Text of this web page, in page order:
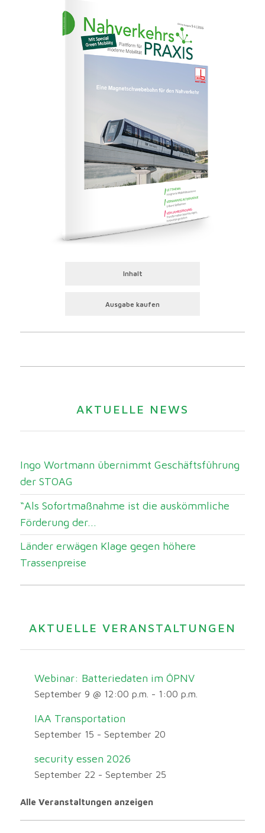
Inhalt
Ausgabe kaufen
AKTUELLE NEWS
Ingo Wortmann übernimmt Geschäftsführung
der STOAG
“Als Sofortmaßnahme ist die auskömmliche
Förderung der...
Länder erwägen Klage gegen höhere
Trassenpreise
AKTUELLE VERANSTALTUNGEN
Webinar: Batteriedaten im ÖPNV
September 9 @ 12:00 p.m. - 1:00 p.m.
IAA Transportation
September 15 - September 20
security essen 2026
September 22 - September 25
Alle Veranstaltungen anzeigen